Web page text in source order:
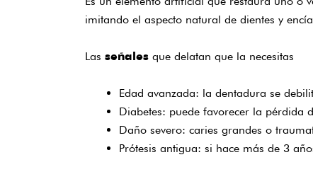
imitando el aspecto natural de dientes y
Las señales que delatan que la necesitas
Edad avanzada: la dentadura se
Diabetes: puede favorecer la pérdida
Daño severo: caries grandes o
Prótesis antigua: si hace más de 3